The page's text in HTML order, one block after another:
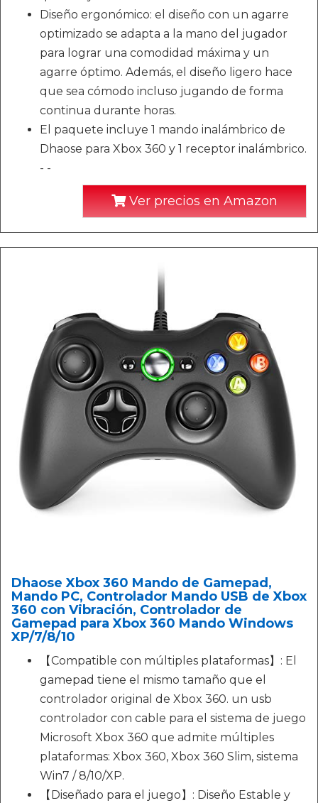
Diseño ergonómico: el diseño con un agarre
optimizado se adapta a la mano del jugador
para lograr una comodidad máxima y un
agarre óptimo. Además, el diseño ligero hace
que sea cómodo incluso jugando de forma
continua durante horas.
El paquete incluye 1 mando inalámbrico de
Dhaose para Xbox 360 y 1 receptor inalámbrico.
- -
Ver precios en Amazon
Dhaose Xbox 360 Mando de Gamepad,
Mando PC, Controlador Mando USB de Xbox
360 con Vibración, Controlador de
Gamepad para Xbox 360 Mando Windows
XP/7/8/10
【Compatible con múltiples plataformas】: El
gamepad tiene el mismo tamaño que el
controlador original de Xbox 360. un usb
controlador con cable para el sistema de juego
Microsoft Xbox 360 que admite múltiples
plataformas: Xbox 360, Xbox 360 Slim, sistema
Win7 / 8/10/XP.
【Diseñado para el juego】: Diseño Estable y